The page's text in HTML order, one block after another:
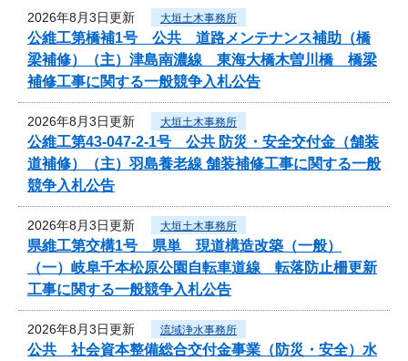
2026年8月3日更新 大垣土木事務所
公維工第橋補1号 公共 道路メンテナンス補助（橋
梁補修）（主）津島南濃線 東海大橋木曽川橋 橋梁
補修工事に関する一般競争入札公告
2026年8月3日更新 大垣土木事務所
公維工第43-047-2-1号 公共 防災・安全交付金（舗装
道補修）（主）羽島養老線 舗装補修工事に関する一般
競争入札公告
2026年8月3日更新 大垣土木事務所
県維工第交構1号 県単 現道構造改築（一般）
（一）岐阜千本松原公園自転車道線 転落防止柵更新
工事に関する一般競争入札公告
2026年8月3日更新 流域浄水事務所
公共 社会資本整備総合交付金事業（防災・安全）水